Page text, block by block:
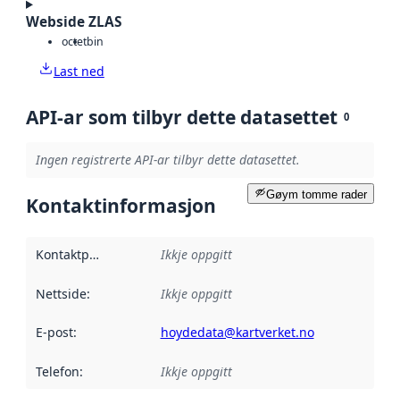
Webside ZLAS
octetbin
Last ned
API-ar som tilbyr dette datasettet 0
Ingen registrerte API-ar tilbyr dette datasettet.
Gøym tomme rader
Kontaktinformasjon
Kontaktpunkt Ikkje oppgitt
Nettside: Ikkje oppgitt
E-post: hoydedata@kartverket.no
Telefon: Ikkje oppgitt